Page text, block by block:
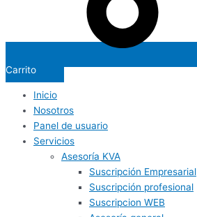
Carrito
Inicio
Nosotros
Panel de usuario
Servicios
Asesoría KVA
Suscripción Empresarial
Suscripción profesional
Suscripcion WEB